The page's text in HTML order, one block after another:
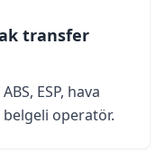
transfer
ESP, hava
belgeli operatör.